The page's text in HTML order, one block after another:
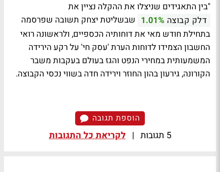
"בין התאגידים שניצלו את ההקלה נציין את
דלק קבוצה 1.01% שבשליטת יצחק תשובה שפרסמה
בתחילת חודש מאי את דוחותיה הכספיים, ולראשונה רואי
החשבון הצמידו לדוחות הערת 'עסק חי' על רקע הירידה
המשמעותית במחירי הנפט והגז בעולם בעקבות משבר
הקורונה, גירעון בהון החוזר וירידה חדה בשווי נכסי הקבוצה.
הוספת תגובה
5 תגובות | לקריאת כל התגובות